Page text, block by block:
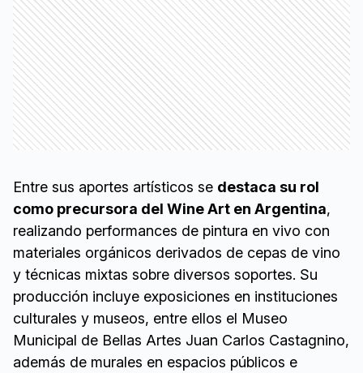
Entre sus aportes artísticos se destaca su rol
como precursora del Wine Art en Argentina,
realizando performances de pintura en vivo con
materiales orgánicos derivados de cepas de vino
y técnicas mixtas sobre diversos soportes. Su
producción incluye exposiciones en instituciones
culturales y museos, entre ellos el Museo
Municipal de Bellas Artes Juan Carlos Castagnino,
además de murales en espacios públicos e